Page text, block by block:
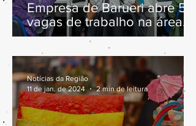
Empresa de Barueri abre 57
vagas de trabalho na área
de atendimento
Notícias da Região
11 de jan. de 2024
2 min de leitura